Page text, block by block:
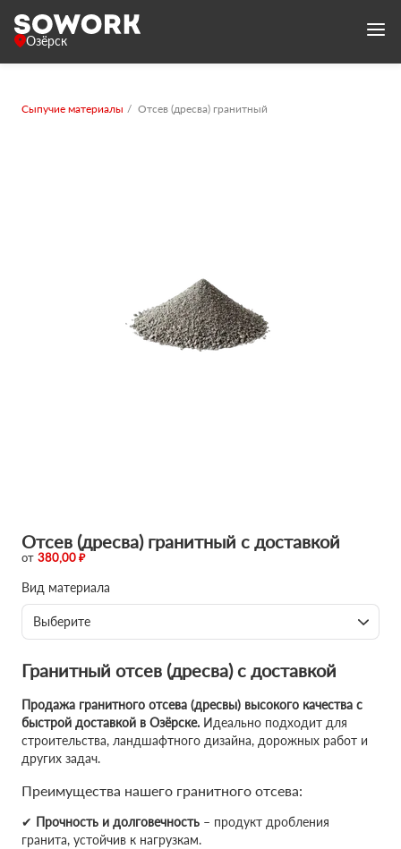
Озёрск
Сыпучие материалы Отсев (дресва) гранитный
Отсев (дресва) гранитный с доставкой
от 380,00 ₽
Вид материала
Выберите
Гранитный отсев (дресва) с доставкой
Продажа гранитного отсева (дресвы) высокого качества с
быстрой доставкой в Озёрске. Идеально подходит для
строительства, ландшафтного дизайна, дорожных работ и
других задач.
Преимущества нашего гранитного отсева:
✔ Прочность и долговечность – продукт дробления
гранита, устойчив к нагрузкам.